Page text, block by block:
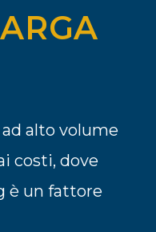
alto volume
costi, dove
è un fattore